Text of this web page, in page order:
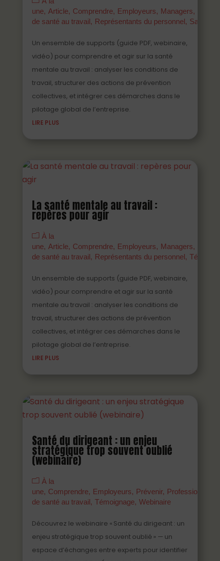
une
Article Comprendre Employeurs Managers
de santé au travail
Représentants du personnel Salariés
Un ensemble de supports (guide PDF, webinaire,
vidéo) pour comprendre et agir sur la santé
mentale au travail : analyser les conditions de
travail, structurer des actions de prévention
collectives, et intégrer ces démarches dans le
pilotage global de l’entreprise.
LIRE PLUS
La santé mentale au travail :
repères pour agir
À la
une
Article Comprendre Employeurs Managers
de santé au travail
Représentants du personnel
Un ensemble de supports (guide PDF, webinaire,
vidéo) pour comprendre et agir sur la santé
mentale au travail : analyser les conditions de
travail, structurer des actions de prévention
collectives, et intégrer ces démarches dans le
pilotage global de l’entreprise.
LIRE PLUS
Santé du dirigeant : un enjeu
stratégique trop souvent oublié
(webinaire)
À la
une
Comprendre Employeurs Prévenir
Professionnels
de santé au travail Témoignage Webinaire
Découvrez le webinaire « Santé du dirigeant : un
enjeu stratégique trop souvent oublié » — un
espace d’échanges entre experts pour identifier